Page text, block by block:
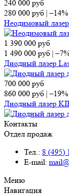
240 000 руб
280 000 руб |–14%
Неодимовый
1 390 000 руб
1 490 000 руб |
Диодный лазер
700 000 руб
860 000 руб |–19%
Диодный лазер
Контакты
Отдел продаж
Тел.: 8 (495)
E-mail:
Меню
Навигация